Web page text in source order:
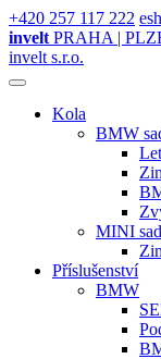
+420 257 117 222
invelt PRAHA |
invelt s.r.o.
Kola
BMW
MINI
Příslušenství
BMW